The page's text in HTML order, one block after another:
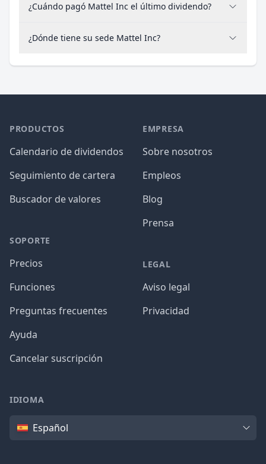
¿Cuándo pagó Mattel Inc el último dividendo?
¿Dónde tiene su sede Mattel Inc?
PRODUCTOS
Calendario de dividendos
Seguimiento de cartera
Buscador de valores
SOPORTE
Precios
Funciones
Preguntas frecuentes
Ayuda
Cancelar suscripción
EMPRESA
Sobre nosotros
Empleos
Blog
Prensa
LEGAL
Aviso legal
Privacidad
IDIOMA
IdiomaEspañol